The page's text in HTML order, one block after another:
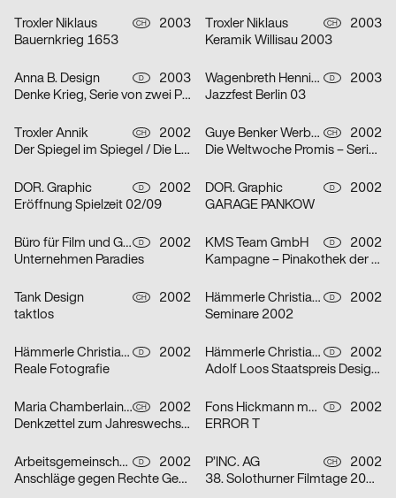
Troxler Niklaus CH
2003
Bauernkrieg 1653
Troxler Niklaus CH
2003
Keramik Willisau 2003
Anna B. Design D
2003
Denke Krieg, Serie von zwei Plakaten
Wagenbreth Henning D
2003
Jazzfest Berlin 03
Troxler Annik CH
2002
Der Spiegel im Spiegel / Die Leiden des Jungwerdens / Die Muse mit der scharfen Zunge – Serie von dr
Guye Benker Werbeagentur AG BSW CH
2002
Die Weltwoche Promis – Serie von drei Plakaten
DOR. Graphic D
2002
Eröffnung Spielzeit 02/09
DOR. Graphic D
2002
GARAGE PANKOW
Büro für Film und Gestaltung D
2002
Unternehmen Paradies
KMS Team GmbH D
2002
Kampagne – Pinakothek der Moderne – Serie von zwei Plakaten
Tank Design CH
2002
taktlos
Hämmerle Christiane, Timo Thurner D
2002
Seminare 2002
Hämmerle Christiane, Timo Thurner D
2002
Reale Fotografie
Hämmerle Christiane, Timo Thurner D
2002
Adolf Loos Staatspreis Design 2001
Maria Chamberlain, Fabienne Bissig, Ibrahim Hasan CH
2002
Denkzettel zum Jahreswechsel: Letztes Abendmahl / Ohne Ausnahme / o. T. – Serie von drei Plakaten
Fons Hickmann m23 D
2002
ERROR T
Arbeitsgemeinschaft für visuelle und verbale Kommunikation Uwe Loesch D
2002
Anschläge gegen Rechte Gewalt
P’INC. AG CH
2002
38. Solothurner Filmtage 2003 – Serie von zwei Plakaten